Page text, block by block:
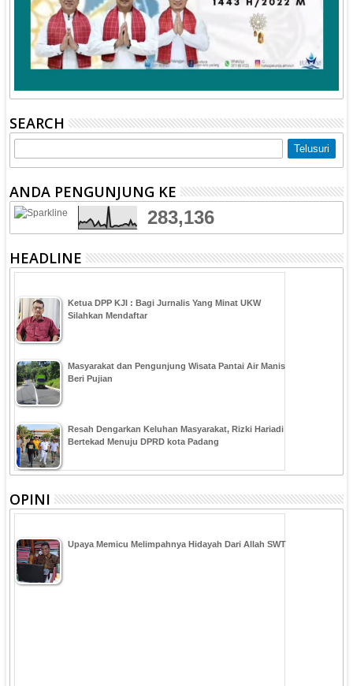
SEARCH
ANDA PENGUNJUNG KE
283,136
HEADLINE
Ketua DPP KJI : Bagi Jurnalis Yang Minat UKW
Silahkan Mendaftar
Masyarakat dan Pengunjung Wisata Pantai Air Manis
Beri Pujian
Resah Dengarkan Keluhan Masyarakat, Rizki Hariadi
Bertekad Menuju DPRD kota Padang
OPINI
Upaya Memicu Melimpahnya Hidayah Dari Allah SWT